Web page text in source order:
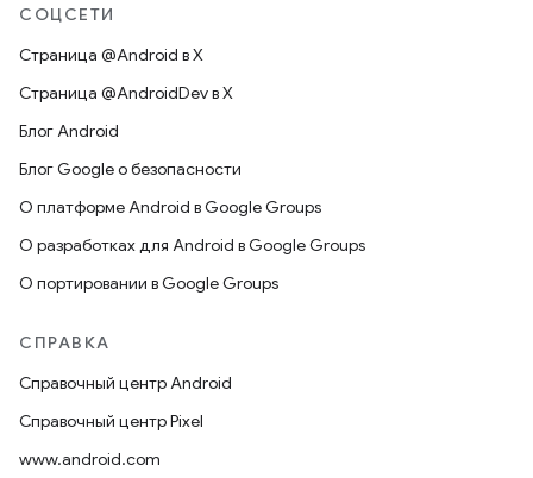
СОЦСЕТИ
Страница @Android в X
Страница @AndroidDev в X
Блог Android
Блог Google о безопасности
О платформе Android в Google Groups
О разработках для Android в Google Groups
О портировании в Google Groups
СПРАВКА
Справочный центр Android
Справочный центр Pixel
www.android.com